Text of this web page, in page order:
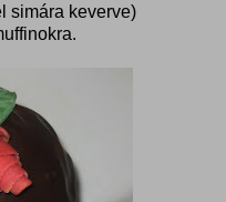
simára keverve)